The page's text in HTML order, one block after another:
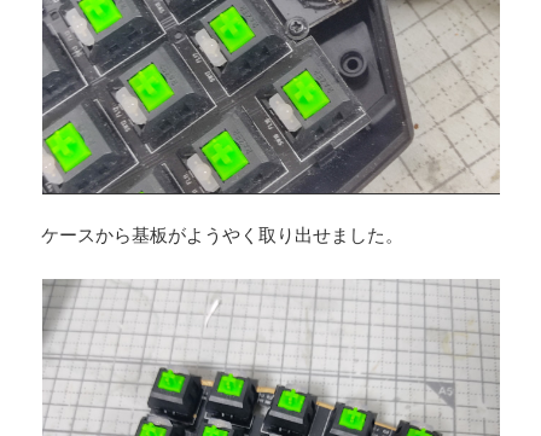
ケースから基板がようやく取り出せました。